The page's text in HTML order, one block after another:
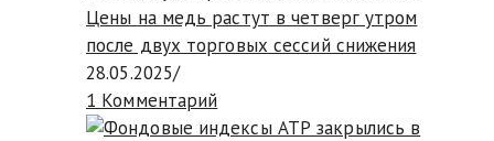
Цены на медь растут в четверг утром
после двух торговых сессий снижения
28.05.2025/
1 Комментарий